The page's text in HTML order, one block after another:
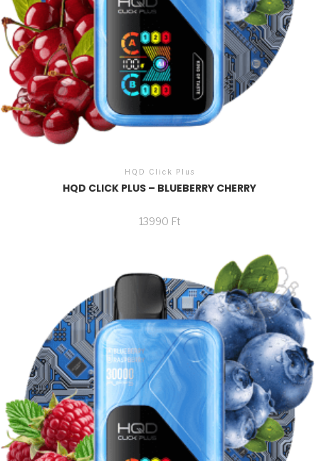
HQD Click Plus
HQD CLICK PLUS – BLUEBERRY CHERRY
13990 Ft